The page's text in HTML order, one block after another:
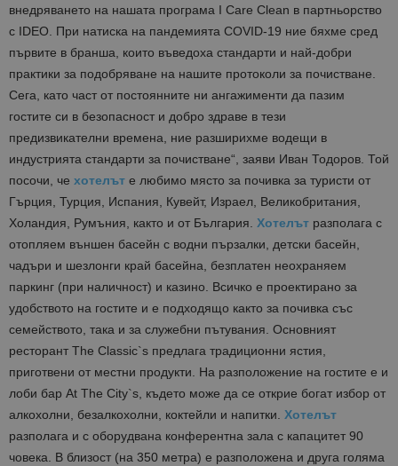
внедряването на нашата програма I Care Clean в партньорство
с IDEO. При натиска на пандемията COVID-19 ние бяхме сред
първите в бранша, които въведоха стандарти и най-добри
практики за подобряване на нашите протоколи за почистване.
Сега, като част от постоянните ни ангажименти да пазим
гостите си в безопасност и добро здраве в тези
предизвикателни времена, ние разширихме водещи в
индустрията стандарти за почистване“, заяви Иван Тодоров. Той
посочи, че хотелът е любимо място за почивка за туристи от
Гърция, Турция, Испания, Кувейт, Израел, Великобритания,
Холандия, Румъния, както и от България. Хотелът разполага с
oтопляем външен басейн с водни пързалки, детски басейн,
чадъри и шезлонги край басейна, безплатен неохраняем
паркинг (при наличност) и казино. Всичко е проектирано за
удобството на гостите и е подходящо както за почивка със
семейството, така и за служебни пътувания. Основният
ресторант The Classic`s предлага традиционни ястия,
приготвени от местни продукти. На разположение на гостите е и
лоби бар At The City`s, където може да се открие богат избор от
алкохолни, безалкохолни, коктейли и напитки. Хотелът
разполага и с оборудвана конферентна зала с капацитет 90
човека. В близост (на 350 метра) е разположена и друга голяма